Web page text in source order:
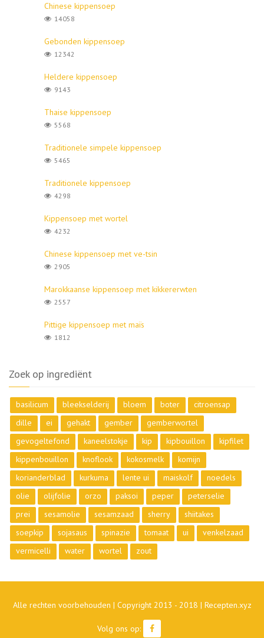
Chinese kippensoep
14058
Gebonden kippensoep
12342
Heldere kippensoep
9143
Thaise kippensoep
5568
Traditionele simpele kippensoep
5465
Traditionele kippensoep
4298
Kippensoep met wortel
4232
Chinese kippensoep met ve-tsin
2905
Marokkaanse kippensoep met kikkererwten
2557
Pittige kippensoep met maïs
1812
Zoek op ingrediënt
basilicum bleekselderij bloem boter
citroensap
dille
ei gehakt gember
gemberwortel
gevogeltefond
kaneelstokje kip kipbouillon
kipfilet
kippenbouillon
knoflook kokosmelk
komijn
korianderblad
kurkuma lente ui maiskolf
noedels
olie
olijfolie orzo paksoi peper
peterselie
prei
sesamolie sesamzaad sherry
shiitakes
soepkip
sojasaus spinazie tomaat ui
venkelzaad
vermicelli
water wortel zout
Alle rechten voorbehouden | Copyright 2013 - 2018 | Recepten.xyz
Volg ons op: